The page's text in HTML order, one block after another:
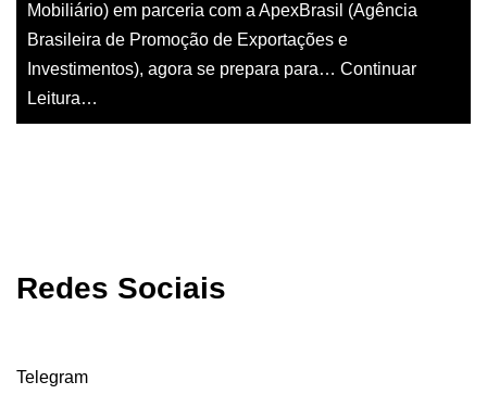
Mobiliário) em parceria com a ApexBrasil (Agência
Brasileira de Promoção de Exportações e
Investimentos), agora se prepara para… Continuar
Leitura…
Redes Sociais
Telegram